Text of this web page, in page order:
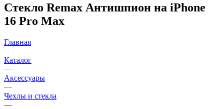
Стекло Remax Антишпион на iPhone
16 Pro Max
Главная
—
Каталог
—
Аксессуары
—
Чехлы и стекла
—